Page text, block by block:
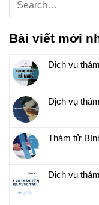
Bài viết mới
Dịch vụ
Dịch vụ
Thám tử
Dịch vụ